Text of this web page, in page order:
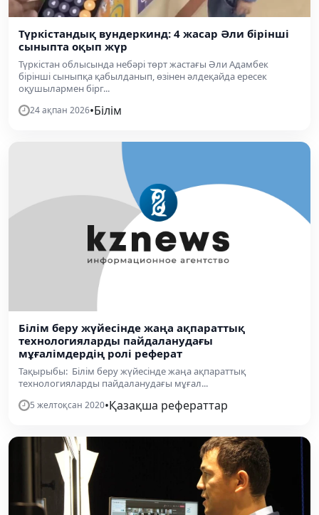
Түркістандық вундеркинд: 4 жасар Әли бірінші
сыныпта оқып жүр
Түркістан облысында небәрі төрт жастағы Әли Адамбек
бірінші сыныпқа қабылданып, өзінен әлдеқайда ересек
оқушылармен бірг...
24 ақпан 2026•Білім
Білім беру жүйесінде жаңа ақпараттық
технологияларды пайдаланудағы
мұғалімдердің ролі реферат
Тақырыбы: Білім беру жүйесінде жаңа ақпараттық
технологияларды пайдаланудағы мұғал...
5 желтоқсан 2020•Қазақша рефераттар